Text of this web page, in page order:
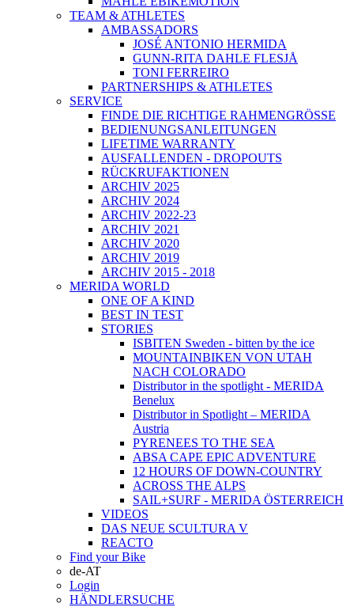
TEAM & ATHLETES
AMBASSADORS
JOSÉ ANTONIO HERMIDA
GUNN-RITA DAHLE FLESJÅ
TONI FERREIRO
PARTNERSHIPS & ATHLETES
SERVICE
FINDE DIE RICHTIGE RAHMENGRÖSSE
BEDIENUNGSANLEITUNGEN
LIFETIME WARRANTY
AUSFALLENDEN - DROPOUTS
RÜCKRUFAKTIONEN
ARCHIV 2025
ARCHIV 2024
ARCHIV 2022-23
ARCHIV 2021
ARCHIV 2020
ARCHIV 2019
ARCHIV 2015 - 2018
MERIDA WORLD
ONE OF A KIND
BEST IN TEST
STORIES
ISBITEN Sweden - bitten by the ice
MOUNTAINBIKEN VON UTAH
NACH COLORADO
Distributor in the spotlight - MERIDA
Benelux
Distributor in Spotlight – MERIDA
Austria
PYRENEES TO THE SEA
ABSA CAPE EPIC ADVENTURE
12 HOURS OF DOWN-COUNTRY
ACROSS THE ALPS
SAIL+SURF - MERIDA ÖSTERREICH
VIDEOS
DAS NEUE SCULTURA V
REACTO
Find your Bike
de-AT
Login
HÄNDLERSUCHE